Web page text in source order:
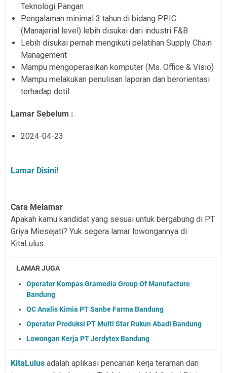
Teknologi Pangan
Pengalaman minimal 3 tahun di bidang PPIC
(Manajerial level) lebih disukai dari industri F&B
Lebih disukai pernah mengikuti pelatihan Supply Chain
Management
Mampu mengoperasikan komputer (Ms. Office & Visio)
Mampu melakukan penulisan laporan dan berorientasi
terhadap detil
Lamar Sebelum :
2024-04-23
Lamar Disini!
Cara Melamar
Apakah kamu kandidat yang sesuai untuk bergabung di PT
Griya Miesejati? Yuk segera lamar lowongannya di
KitaLulus.
LAMAR JUGA
Operator Kompas Gramedia Group Of Manufacture
Bandung
QC Analis Kimia PT Sanbe Farma Bandung
Operator Produksi PT Multi Star Rukun Abadi Bandung
Lowongan Kerja PT Jerdytex Bandung
KitaLulus adalah aplikasi pencarian kerja teraman dan